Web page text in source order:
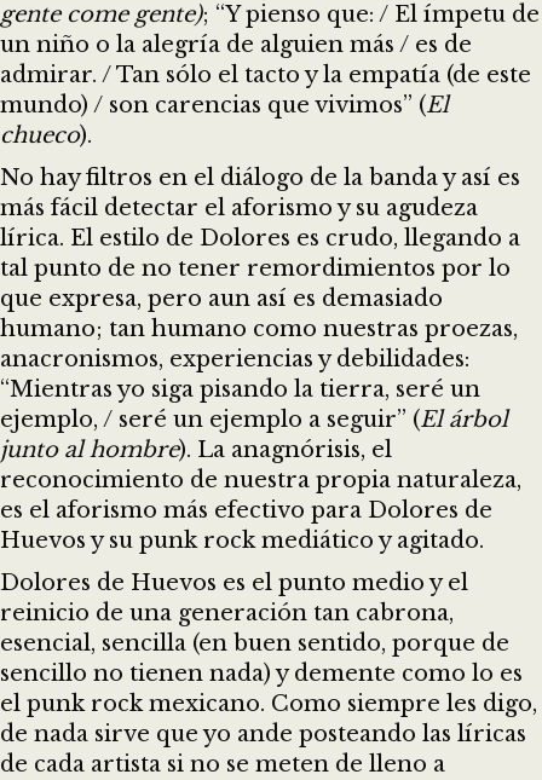
gente come gente); “Y pienso que: / El ímpetu de
un niño o la alegría de alguien más / es de
admirar. / Tan sólo el tacto y la empatía (de este
mundo) / son carencias que vivimos” (El
chueco).
No hay filtros en el diálogo de la banda y así es
más fácil detectar el aforismo y su agudeza
lírica. El estilo de Dolores es crudo, llegando a
tal punto de no tener remordimientos por lo
que expresa, pero aun así es demasiado
humano; tan humano como nuestras proezas,
anacronismos, experiencias y debilidades:
“Mientras yo siga pisando la tierra, seré un
ejemplo, / seré un ejemplo a seguir” (El árbol
junto al hombre). La anagnórisis, el
reconocimiento de nuestra propia naturaleza,
es el aforismo más efectivo para Dolores de
Huevos y su punk rock mediático y agitado.
Dolores de Huevos es el punto medio y el
reinicio de una generación tan cabrona,
esencial, sencilla (en buen sentido, porque de
sencillo no tienen nada) y demente como lo es
el punk rock mexicano. Como siempre les digo,
de nada sirve que yo ande posteando las líricas
de cada artista si no se meten de lleno a